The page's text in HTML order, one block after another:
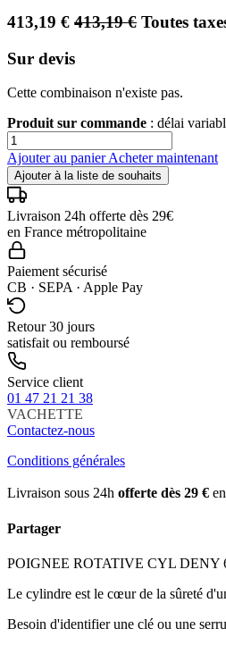
413,19 € 413,19€ Toutes
Sur devis
Cette combinaison n'existe pas.
Produit sur commande : délai
Ajouter au panierAcheter maintenant
Ajouter à la liste de souhaits
Livraison 24h offerte dès 29€
en France métropolitaine
Paiement sécurisé
CB · SEPA · Apple Pay
Retour 30 jours
satisfait ou remboursé
Service client
01 47 21 21 38
VACHETTE
Contactez-nous
Conditions générales
Livraison sous 24h offerte dès 29 €
Partager
POIGNEE ROTATIVE CYL DENY
Le cylindre est le cœur de la sûreté
Besoin d'identifier une clé ou une